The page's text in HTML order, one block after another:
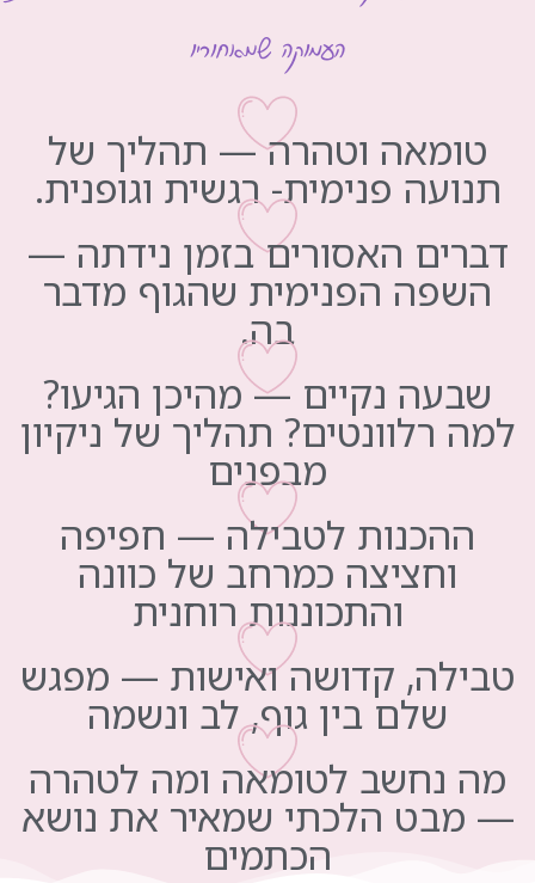
העמוקה שמאחוריו
טומאה וטהרה — תהליך של
תנועה פנימית- רגשית וגופנית.
דברים האסורים בזמן נידתה —
השפה הפנימית שהגוף מדבר
בה.
שבעה נקיים — מהיכן הגיעו?
למה רלוונטים? תהליך של ניקיון
מבפנים
ההכנות לטבילה — חפיפה
וחציצה כמרחב של כוונה
והתכוננות רוחנית
טבילה, קדושה ואישות — מפגש
שלם בין גוף, לב ונשמה
מה נחשב לטומאה ומה לטהרה
— מבט הלכתי שמאיר את נושא
הכתמים